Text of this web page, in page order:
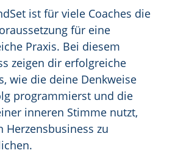
ist für viele Coaches die
für eine
Praxis. Bei diesem
zeigen dir erfolgreiche
wie die deine Denkweise
programmierst und die
inneren Stimme nutzt,
Herzensbusiness zu